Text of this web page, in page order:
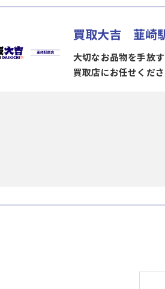
買取大吉 韮崎
大切なお品物を手放
買取店にお任せくだ